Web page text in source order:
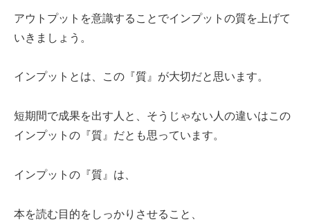
アウトプットを意識することでインプットの質を上げて
いきましょう。
インプットとは、この『質』が大切だと思います。
短期間で成果を出す人と、そうじゃない人の違いはこの
インプットの『質』だとも思っています。
インプットの『質』は、
本を読む目的をしっかりさせること、